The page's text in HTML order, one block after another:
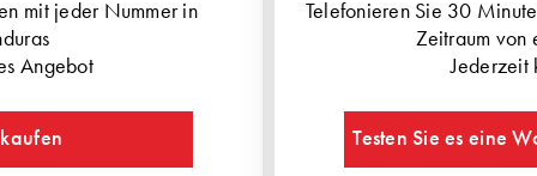
mit jeder Nummer in
Angebot
Telefonieren Sie 30
Zeitraum von
Jederzeit
Testen Sie es eine